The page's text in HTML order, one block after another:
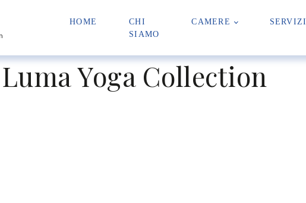
HOME
CHI
SIAMO
CAMERE SERVIZI
Yoga Collection